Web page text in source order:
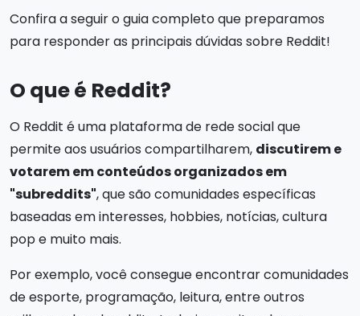
Confira a seguir o guia completo que preparamos
para responder as principais dúvidas sobre Reddit!
O que é Reddit?
O Reddit é uma plataforma de rede social que
permite aos usuários compartilharem, discutirem e
votarem em conteúdos organizados em
"subreddits", que são comunidades específicas
baseadas em interesses, hobbies, notícias, cultura
pop e muito mais.
Por exemplo, você consegue encontrar comunidades
de esporte, programação, leitura, entre outros